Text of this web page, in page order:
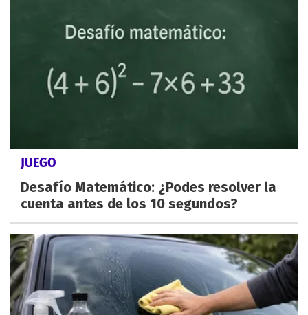
JUEGO
Desafío Matemático: ¿Podes resolver la
cuenta antes de los 10 segundos?